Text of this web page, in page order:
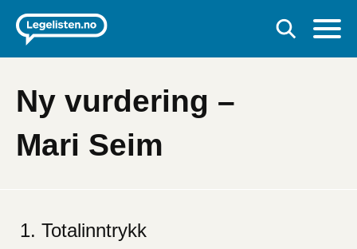
Ny vurdering –
Mari Seim
Totalinntrykk